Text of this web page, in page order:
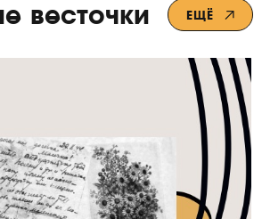
весточки ЕЩЁ